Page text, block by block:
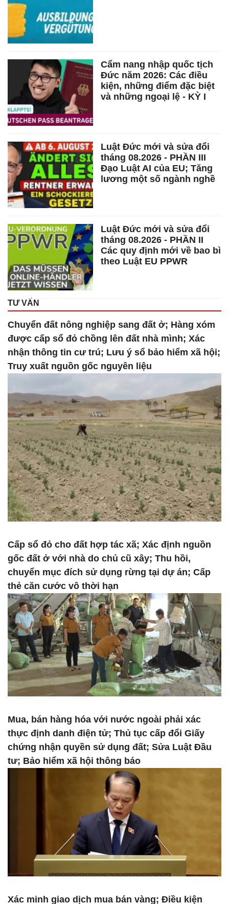
Cẩm nang nhập quốc tịch
Đức năm 2026: Các điều
kiện, những điểm đặc biệt
và những ngoại lệ - KỲ I
Luật Đức mới và sửa đổi
tháng 08.2026 - PHẦN III
Đạo Luật AI của EU; Tăng
lương một số ngành nghề
Luật Đức mới và sửa đổi
tháng 08.2026 - PHẦN II
Các quy định mới về bao bì
theo Luật EU PPWR
TƯ VẤN
Chuyển đất nông nghiệp sang đất ở; Hàng xóm
được cấp sổ đỏ chồng lên đất nhà mình; Xác
nhận thông tin cư trú; Lưu ý sổ bảo hiểm xã hội;
Truy xuất nguồn gốc nguyên liệu
Cấp sổ đỏ cho đất hợp tác xã; Xác định nguồn
gốc đất ở với nhà do chủ cũ xây; Thu hồi,
chuyển mục đích sử dụng rừng tại dự án; Cấp
thẻ căn cước vô thời hạn
Mua, bán hàng hóa với nước ngoài phải xác
thực định danh điện tử; Thủ tục cấp đổi Giấy
chứng nhận quyền sử dụng đất; Sửa Luật Đầu
tư; Bảo hiểm xã hội thông báo
Xác minh giao dịch mua bán vàng; Điều kiện